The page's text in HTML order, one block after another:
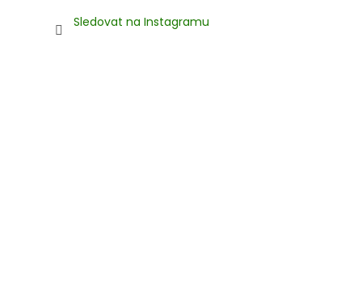
Sledovat na Instagramu